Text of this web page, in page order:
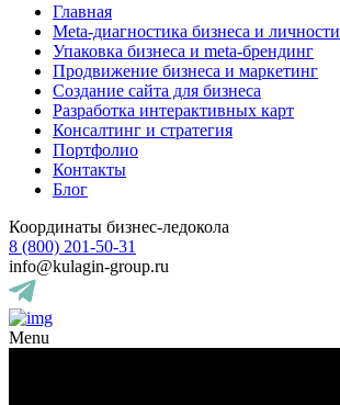
Главная
Meta-диагностика бизнеса и личности
Упаковка бизнеса и meta-брендинг
Продвижение бизнеса и маркетинг
Создание сайта для бизнеса
Разработка интерактивных карт
Консалтинг и стратегия
Портфолио
Контакты
Блог
Координаты бизнес-ледокола
8 (800) 201-50-31
info@kulagin-group.ru
Menu